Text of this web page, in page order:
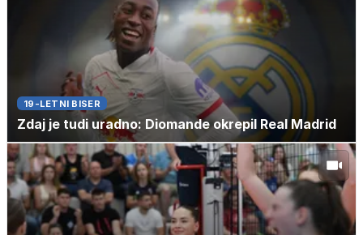
19-LETNI BISER
Zdaj je tudi uradno: Diomande okrepil Real Madrid